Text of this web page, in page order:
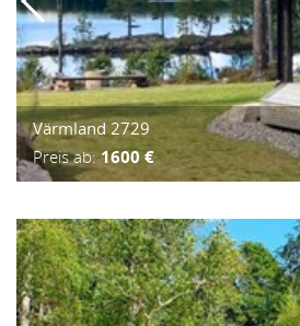
Värmland 2729
Preis ab:1600 €